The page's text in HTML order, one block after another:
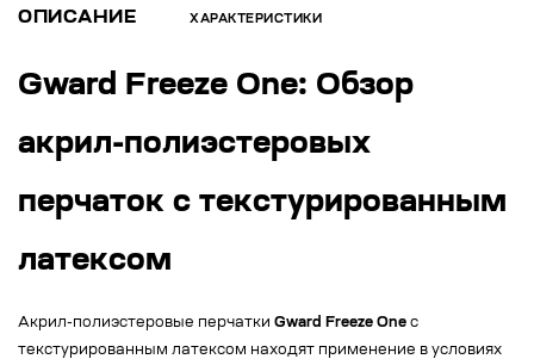
ОПИСАНИЕ ХАРАКТЕРИСТИКИ
Gward Freeze One: Обзор
акрил-полиэстеровых
перчаток с текстурированным
латексом
Акрил-полиэстеровые перчатки Gward Freeze One с
текстурированным латексом находят применение в условиях